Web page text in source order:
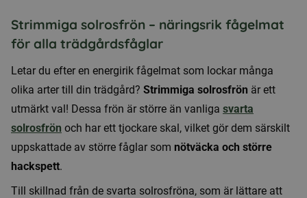
Strimmiga solrosfrön – näringsrik fågelmat
för alla trädgårdsfåglar
Letar du efter en energirik fågelmat som lockar många
olika arter till din trädgård? Strimmiga solrosfrön är ett
utmärkt val! Dessa frön är större än vanliga svarta
solrosfrön och har ett tjockare skal, vilket gör dem särskilt
uppskattade av större fåglar som nötväcka och större
hackspett.
Till skillnad från de svarta solrosfröna, som är lättare att